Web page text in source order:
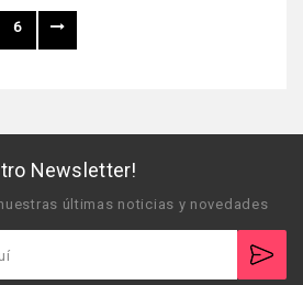
6
Newsletter!
últimas noticias y novedades